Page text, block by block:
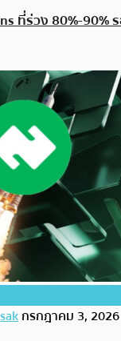
ที่ร่วง 80%-90%
กรกฎาคม 3, 2026